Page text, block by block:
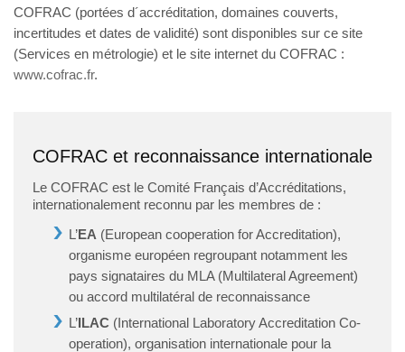
COFRAC (portées d´accréditation, domaines couverts,
incertitudes et dates de validité) sont disponibles sur ce site
(Services en métrologie) et le site internet du COFRAC :
www.cofrac.fr.
COFRAC et reconnaissance internationale
Le COFRAC est le Comité Français d’Accréditations,
internationalement reconnu par les membres de :
L’EA (European cooperation for Accreditation),
organisme européen regroupant notamment les
pays signataires du MLA (Multilateral Agreement)
ou accord multilatéral de reconnaissance
L’ILAC (International Laboratory Accreditation Co-
operation), organisation internationale pour la